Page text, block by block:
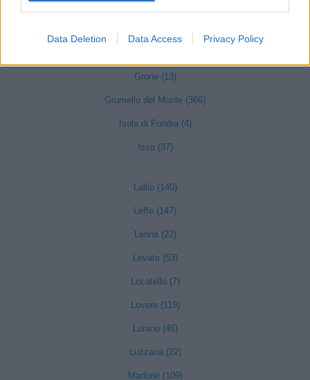
Data Deletion Data Access Privacy Policy
Grone (13)
Grumello del Monte (366)
Isola di Fondra (4)
Isso (37)
Lallio (140)
Leffe (147)
Lenna (22)
Levate (53)
Locatello (7)
Lovere (119)
Lurano (46)
Luzzana (22)
Madone (109)